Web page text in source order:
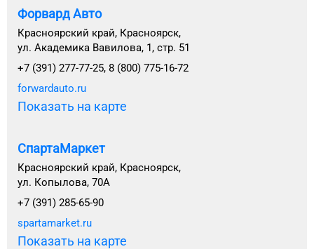
Форвард Авто
Красноярский край, Красноярск,
ул. Академика Вавилова, 1, стр. 51
+7 (391) 277-77-25, 8 (800) 775-16-72
forwardauto.ru
Показать на карте
СпартаМаркет
Красноярский край, Красноярск,
ул. Копылова, 70А
+7 (391) 285-65-90
spartamarket.ru
Показать на карте